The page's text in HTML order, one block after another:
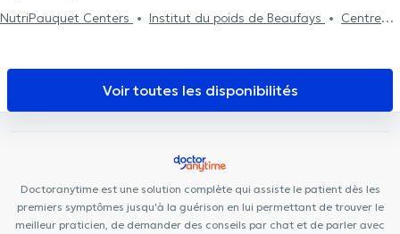
NutriPauquet Centers
Institut du poids de Beaufays
Centre
Kin&Perform Chênée
Centre Médical des Docteurs
Stetenfeld et Salvaggio
Remacle Neurochirurgie
Centre
PRANAclinic Psy Pluriel Liège
Cabinet Bronckart
Clinique Perfect Smile
Voir toutes les disponibilités
Doctoranytime est une solution complète qui assiste le patient dès les
premiers symptômes jusqu'à la guérison en lui permettant de trouver le
meilleur praticien, de demander des conseils par chat et de parler avec